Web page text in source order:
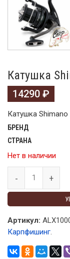
Катушка
14290 ₽
Катушка Shimano
БРЕНД
СТРАНА
Нет в наличии
Артикул:
Карпфишинг.